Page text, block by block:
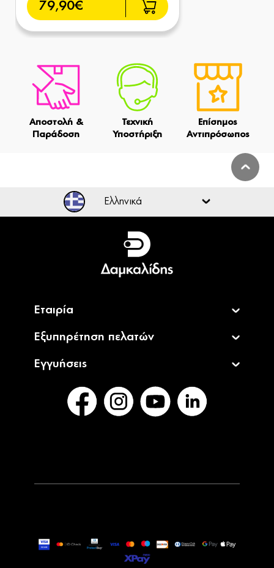
79,90€
Αποστολή &
Παράδοση
Τεχνική
Υποστήριξη
Επίσημος
Αντιπρόσωπος
Ελληνικά
Ελληνικά
English
Εταιρία
Εξυπηρέτηση πελατών
Εγγυήσεις